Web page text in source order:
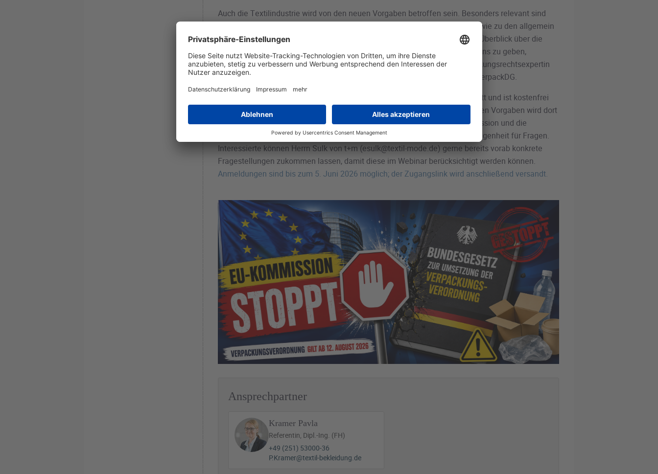
Auch die Textilindustrie wird von den neuen Vorgaben betroffen sein. Besonders relevant sind
Fragen zum Erzeuger- und Herstellerbegriff, zu Konformitätserklärungen sowie zu den allgemein
erweiterten Verpflichtungen im Verpackungsrecht. Um Unternehmen einen Überblick über die
neuen Anforderungen und den aktuellen Stand des Gesetzgebungsverfahrens zu geben,
veranstaltet unser Gesamtverband textil+mode gemeinsam mit der Verpackungsrechtsexpertin
Dr. Ilka Mehdorn von der Kanzlei Dentons ein Webinar zur PPWR und zum VerpackDG.
Das Webinar findet am Mittwoch, 10. Juni 2026, von 10:00 bis 11:00 Uhr statt und ist kostenfrei
für Mitgliedsunternehmen. Neben einem Überblick über die neuen rechtlichen Vorgaben wird dort
auch die aktuelle Situation rund um die Einwände der Europäischen Kommission und die
möglichen Folgen für Unternehmen thematisiert. Im Anschluss besteht Gelegenheit für Fragen.
Interessierte können Herrn Sulk von t+m (esulk@textil-mode.de) gerne bereits vorab konkrete
Fragestellungen zukommen lassen, damit diese im Webinar berücksichtigt werden können.
Anmeldungen sind bis zum 5. Juni 2026 möglich; der Zugangslink wird anschließend versandt.
Ansprechpartner
Kramer Pavla
Referentin, Dipl.-Ing. (FH)
+49 (251) 53000-36
P.Kramer@textil-bekleidung.de